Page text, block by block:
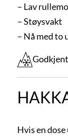
– Lav
– Støysvakt
– Nå med to
Hvis en